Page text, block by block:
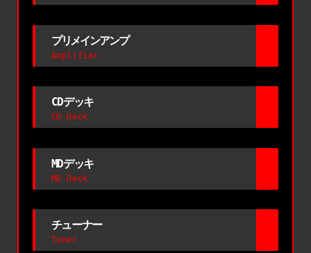
プリメインアンプ
Amplifier
CDデッキ
CD Deck
MDデッキ
MD Deck
チューナー
Tuner